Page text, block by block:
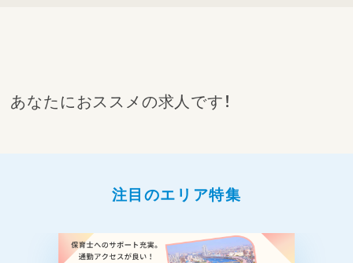
あなたにおススメの求人です！
注目のエリア特集